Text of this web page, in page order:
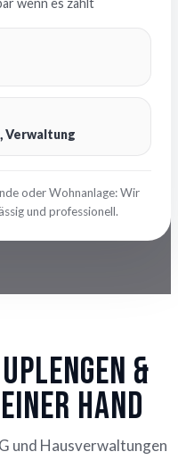
wenn es zählt
Verwaltung
oder Wohnanlage: Wir
und professionell.
&
Hand
und Hausverwaltungen